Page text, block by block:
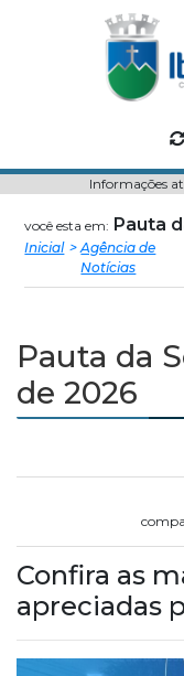
Câmara
Informações
você esta em: Pauta
Inicial
Agência de
Notícias
Pauta da
de 2026
Confira as
apreciadas